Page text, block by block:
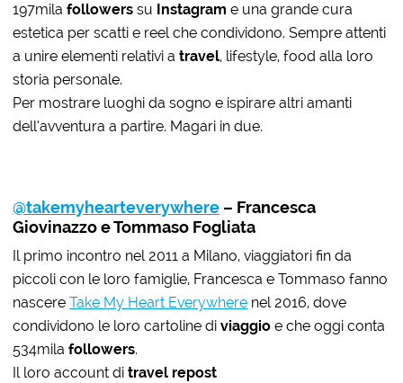
197milafollowerssu Instagrame una grande cura
estetica per scatti e reel che condividono. Sempre attenti
a unire elementi relativi atravel, lifestyle, food alla loro
storia personale.
Per mostrare luoghi da sogno e ispirare altri amanti
dell’avventura a partire. Magari in due.
@takemyhearteverywhere – Francesca
Giovinazzo e Tommaso Fogliata
Il primo incontro nel 2011 a Milano, viaggiatori fin da
piccoli con le loro famiglie, Francesca e Tommaso fanno
nascereTake My Heart Everywhere nel 2016, dove
condividono le loro cartoline diviaggioe che oggi conta
534milafollowers.
Il loro account ditravel repost